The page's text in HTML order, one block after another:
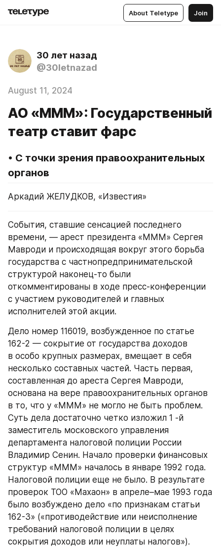
About Teletype Join
30 лет назад
@30letnazad
August 11, 2024
АО «МММ»: Государственный
театр ставит фарс
• С точки зрения правоохранительных
органов
Аркадий ЖЕЛУДКОВ, «Известия»
События, ставшие сенсацией последнего
времени, — арест президента «МММ» Сергея
Мавроди и происходящая вокруг этого борьба
государства с частнопредпринимательской
структурой наконец-то были
откомментированы в ходе пресс-конференции
с участием руководителей и главных
исполнителей этой акции.
Дело номер 116019, возбужденное по статье
162-2 — сокрытие от государства доходов
в особо крупных размерах, вмещает в себя
несколько составных частей. Часть первая,
составленная до ареста Сергея Мавроди,
основана на вере правоохранительных органов
в то, что у «МММ» не могло не быть проблем.
Суть дела достаточно четко изложил 1 -й
заместитель московского управления
департамента налоговой полиции России
Владимир Сенин. Начало проверки финансовых
структур «МММ» началось в январе 1992 года.
Налоговой полиции еще не было. В результате
проверок ТОО «Махаон» в апреле–мае 1993 года
было возбуждено дело «по признакам статьи
162-3» («противодействие или неисполнение
требований налоговой полиции в целях
сокрытия доходов или неуплаты налогов»).